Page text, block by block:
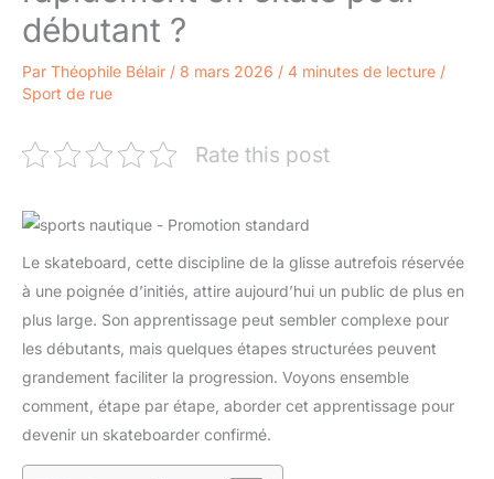
débutant ?
Par Théophile Bélair / 8 mars 2026 / 4 minutes de lecture /
Sport de rue
Rate this post
Le skateboard, cette discipline de la glisse autrefois réservée
à une poignée d’initiés, attire aujourd’hui un public de plus en
plus large. Son apprentissage peut sembler complexe pour
les débutants, mais quelques étapes structurées peuvent
grandement faciliter la progression. Voyons ensemble
comment, étape par étape, aborder cet apprentissage pour
devenir un skateboarder confirmé.